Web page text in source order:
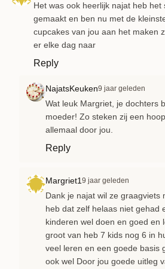
Het was ook heerlijk najat heb
gemaakt en ben nu met de
cupcakes van jou aan het maken
er elke dag naar
Reply
NajatsKeuken9 jaar geleden
Wat leuk Margriet, je dochters
moeder! Zo steken zij een
allemaal door jou.
Reply
Margriet19 jaar geleden
Dank je najat wil ze graagviets
heb dat zelf helaas niet gehad
kinderen wel doen en goed en
groot van heb 7 kids nog 6 in
veel leren en een goede basis
ook wel Door jou goede uitleg